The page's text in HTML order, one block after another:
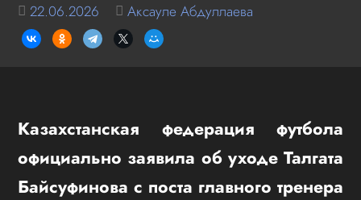
22.06.2026 Аксауле Абдуллаева
Казахстанская федерация футбола
официально заявила об уходе Талгата
Байсуфинова с поста главного тренера